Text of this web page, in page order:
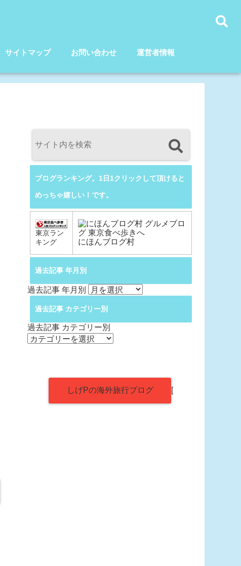
サイトマップ お問い合わせ 運営者情報
ブログランキング。1日1クリックして頂けると
めっちゃ嬉しい！です。
東京ラン
キング
にほんブログ村
過去記事 年月別
過去記事 年月別
過去記事 カテゴリー別
過去記事 カテゴリー別
しげPの海外旅行ブログ [